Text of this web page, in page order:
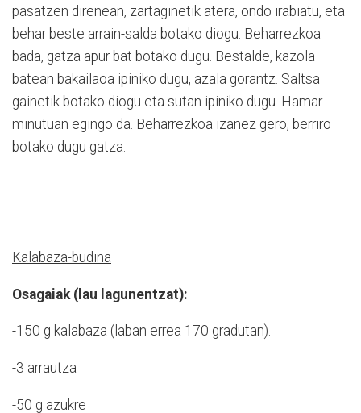
pasatzen direnean, zartaginetik atera, ondo irabiatu, eta
behar beste arrain-salda botako diogu. Beharrezkoa
bada, gatza apur bat botako dugu. Bestalde, kazola
batean bakailaoa ipiniko dugu, azala gorantz. Saltsa
gainetik botako diogu eta sutan ipiniko dugu. Hamar
minutuan egingo da. Beharrezkoa izanez gero, berriro
botako dugu gatza.
Kalabaza-budina
Osagaiak (lau lagunentzat):
-150 g kalabaza (laban errea 170 gradutan).
-3 arrautza
-50 g azukre